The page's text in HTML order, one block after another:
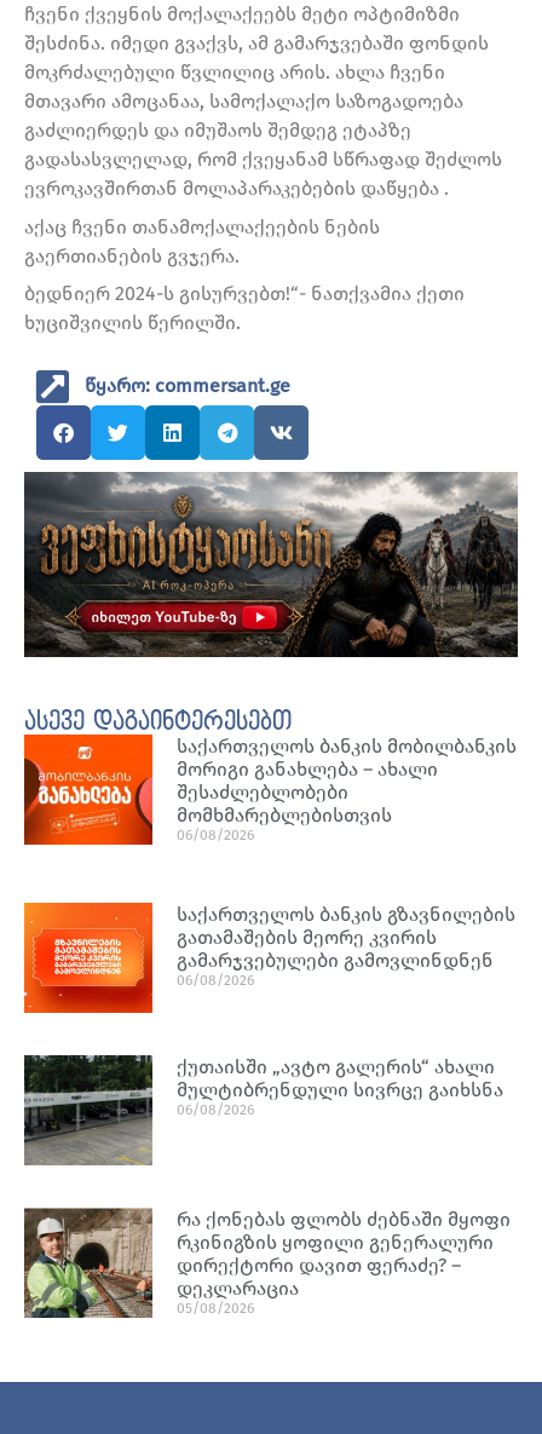
ჩვენი ქვეყნის მოქალაქეებს მეტი ოპტიმიზმი
შესძინა. იმედი გვაქვს, ამ გამარჯვებაში ფონდის
მოკრძალებული წვლილიც არის. ახლა ჩვენი
მთავარი ამოცანაა, სამოქალაქო საზოგადოება
გაძლიერდეს და იმუშაოს შემდეგ ეტაპზე
გადასასვლელად, რომ ქვეყანამ სწრაფად შეძლოს
ევროკავშირთან მოლაპარაკებების დაწყება .
აქაც ჩვენი თანამოქალაქეების ნების
გაერთიანების გვჯერა.
ბედნიერ 2024-ს გისურვებთ!“- ნათქვამია ქეთი
ხუციშვილის წერილში.
წყარო: commersant.ge
ასევე დაგაინტერესებთ
საქართველოს ბანკის მობილბანკის
მორიგი განახლება – ახალი
შესაძლებლობები
მომხმარებლებისთვის
06/08/2026
საქართველოს ბანკის გზავნილების
გათამაშების მეორე კვირის
გამარჯვებულები გამოვლინდნენ
06/08/2026
ქუთაისში „ავტო გალერის“ ახალი
მულტიბრენდული სივრცე გაიხსნა
06/08/2026
რა ქონებას ფლობს ძებნაში მყოფი
რკინიგზის ყოფილი გენერალური
დირექტორი დავით ფერაძე? –
დეკლარაცია
05/08/2026